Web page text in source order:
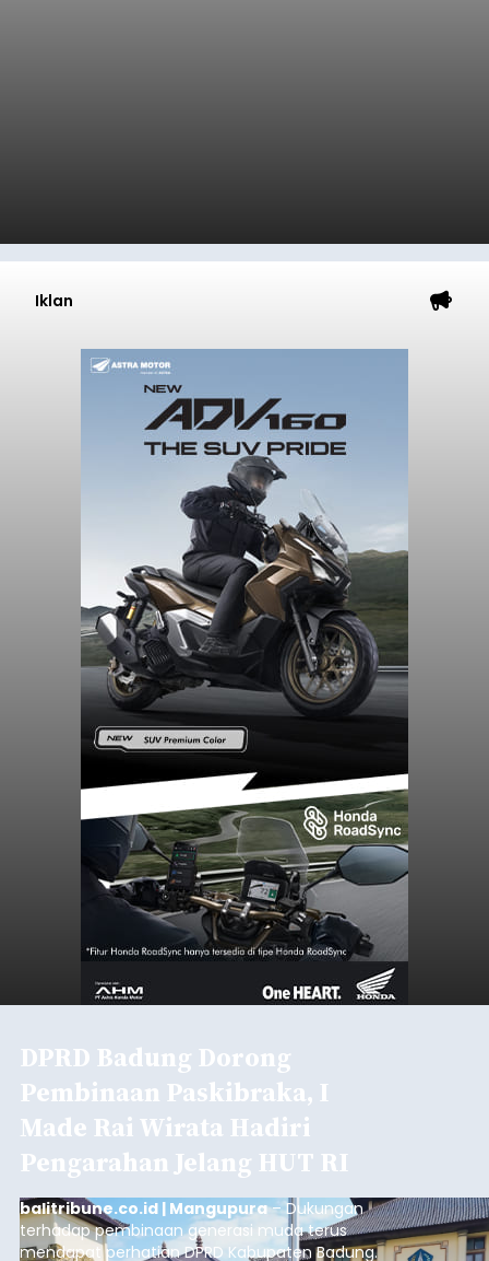
Iklan
DPRD Badung Dorong
Pembinaan Paskibraka, I
Made Rai Wirata Hadiri
Pengarahan Jelang HUT RI
balitribune.co.id | Mangupura– Dukungan
terhadap pembinaan generasi muda terus
mendapat perhatian DPRD Kabupaten Badung.